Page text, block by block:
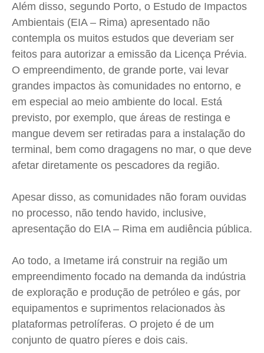
Além disso, segundo Porto, o Estudo de Impactos
Ambientais (EIA – Rima) apresentado não
contempla os muitos estudos que deveriam ser
feitos para autorizar a emissão da Licença Prévia.
O empreendimento, de grande porte, vai levar
grandes impactos às comunidades no entorno, e
em especial ao meio ambiente do local. Está
previsto, por exemplo, que áreas de restinga e
mangue devem ser retiradas para a instalação do
terminal, bem como dragagens no mar, o que deve
afetar diretamente os pescadores da região.
Apesar disso, as comunidades não foram ouvidas
no processo, não tendo havido, inclusive,
apresentação do EIA – Rima em audiência pública.
Ao todo, a Imetame irá construir na região um
empreendimento focado na demanda da indústria
de exploração e produção de petróleo e gás, por
equipamentos e suprimentos relacionados às
plataformas petrolíferas. O projeto é de um
conjunto de quatro píeres e dois cais.